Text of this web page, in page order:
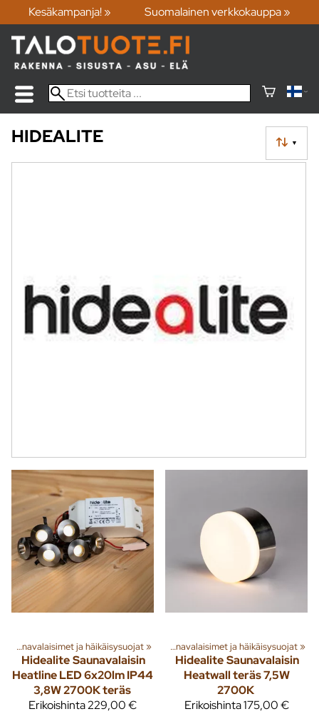
Kesäkampanja! » Suomalainen verkkokauppa »
▼
HIDEALITE
Saunavalaisimet ja häikäisysuojat‪»
HidealiteSaunavalaisin
Heatline LED 6x20lm IP44
3,8W 2700K teräs
Erikoishinta229,00 €
ja tuotteita‪»Rakenna‪»Sauna Saunavalaisimet ja häikäisysuojat‪»
HidealiteSaunavalaisin
Heatwall teräs 7,5W
2700K
Erikoishinta175,00 €